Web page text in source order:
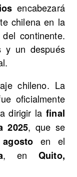
encabezará
chilena en la
continente.
y un después
chileno. La
oficialmente
dirigir lafinal
2025, que se
en el
, en Quito,